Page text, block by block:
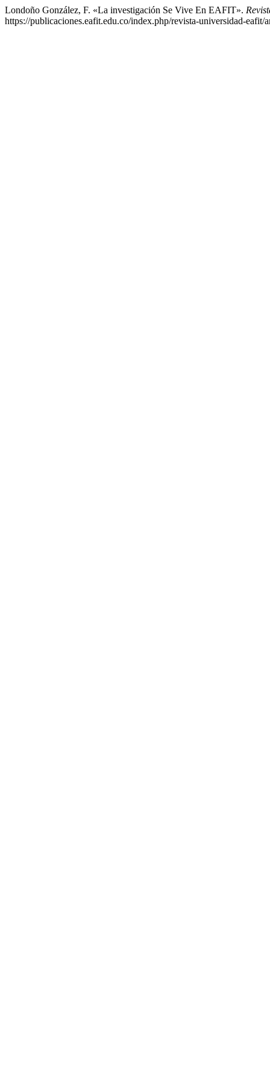
Londoño González, F. «La investigación Se Vive En EAFIT».
https://publicaciones.eafit.edu.co/index.php/revista-universidad-eafit/